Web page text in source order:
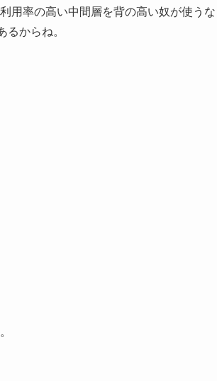
用率の高い中間層を背の高い奴が使うな
からね。